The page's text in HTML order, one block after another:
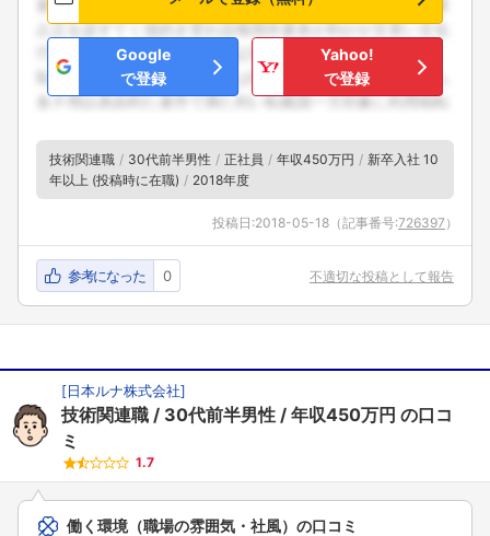
Google
で登録
Yahoo!
で登録
技術関連職 30代前半男性 正社員 年収450万円
新卒入社 10
年以上 (投稿時に在職)
2018年度
投稿日:2018-05-18 （記事番号:726397 ）
参考になった 0 不適切な投稿として報告
[日本ルナ株式会社]
技術関連職 30代前半男性 年収450万円 の口コ
ミ
1.7
働く環境（職場の雰囲気・社風）の口コミ